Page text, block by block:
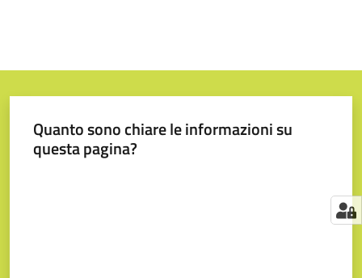
Quanto sono chiare le informazioni su
questa pagina?